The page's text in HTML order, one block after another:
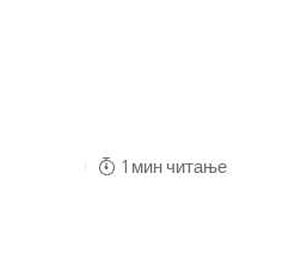
1 мин читање